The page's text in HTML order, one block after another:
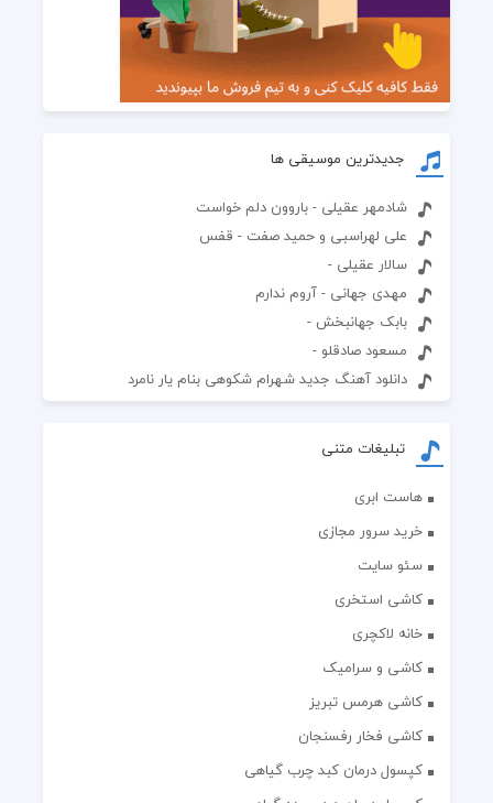
جدیدترین موسیقی ها
شادمهر عقیلی - باروون دلم خواست
علی لهراسبی و حمید صفت - قفس
سالار عقیلی -
مهدی جهانی - آروم ندارم
بابک جهانبخش -
مسعود صادقلو -
دانلود آهنگ جدید شهرام شکوهی بنام یار نامرد
تبلیغات متنی
هاست ابری
خرید سرور مجازی
سئو سایت
کاشی استخری
خانه لاکچری
کاشی و سرامیک
کاشی هرمس تبریز
کاشی فخار رفسنجان
کپسول درمان کبد چرب گیاهی